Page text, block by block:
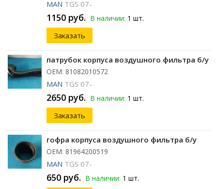
MAN TGS 07-
1150 руб. В наличии: 1 шт.
Заказать
патрубок корпуса воздушного фильтра б/у
ОЕМ: 81082010572
MAN TGS 07-
2650 руб. В наличии: 1 шт.
Заказать
гофра корпуса воздушного фильтра б/у
ОЕМ: 81964200519
MAN TGS 07-
650 руб. В наличии: 1 шт.